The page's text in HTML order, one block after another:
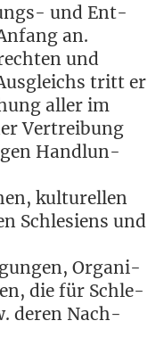
und Ent­
an.
und
tritt er
aller im
Ver­trei­bung
Hand­lun­
kul­tu­rel­len
Schle­si­ens und
Orga­ni­
die für Schle­
deren Nach­